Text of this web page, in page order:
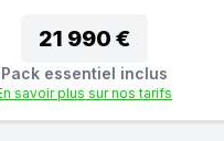
21 990 €
Pack essentiel inclus
savoir plus sur nos tarifs